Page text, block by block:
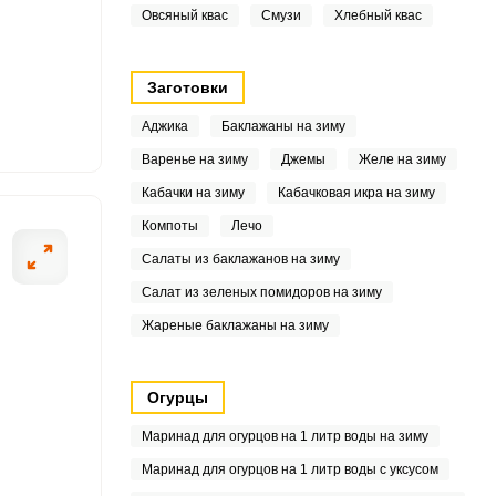
Овсяный квас Смузи Хлебный квас
Заготовки
Аджика Баклажаны на зиму
Варенье на зиму Джемы Желе на зиму
Кабачки на зиму Кабачковая икра на зиму
Компоты Лечо
Салаты из баклажанов на зиму
Салат из зеленых помидоров на зиму
Жареные баклажаны на зиму
Огурцы
Маринад для огурцов на 1 литр воды на зиму
Маринад для огурцов на 1 литр воды с уксусом